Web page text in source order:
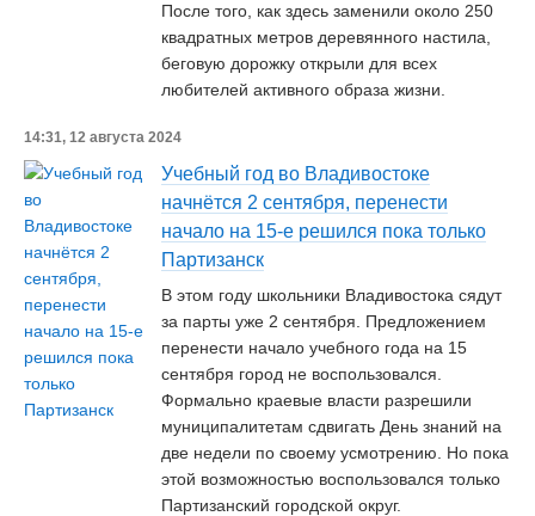
После того, как здесь заменили около 250
квадратных метров деревянного настила,
беговую дорожку открыли для всех
любителей активного образа жизни.
14:31, 12 августа 2024
Учебный год во Владивостоке
начнётся 2 сентября, перенести
начало на 15-е решился пока только
Партизанск
В этом году школьники Владивостока сядут
за парты уже 2 сентября. Предложением
перенести начало учебного года на 15
сентября город не воспользовался.
Формально краевые власти разрешили
муниципалитетам сдвигать День знаний на
две недели по своему усмотрению. Но пока
этой возможностью воспользовался только
Партизанский городской округ.